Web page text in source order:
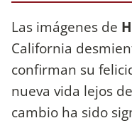
Las imágenes de
California
confirman su
nueva vida lejos de
cambio ha sido